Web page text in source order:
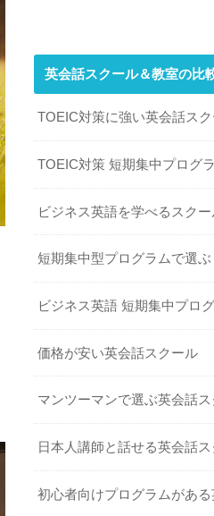
英会話スクール＆教室の比
TOEIC対策に強い英会話ス
TOEIC対策 短期集中プログ
ビジネス英語を学べるスクー
短期集中型プログラムで選ぶ
ビジネス英語 短期集中プロ
価格が安い英会話スクール
マンツーマンで選ぶ英会話
日本人講師と話せる英会話
初心者向けプログラムがあ